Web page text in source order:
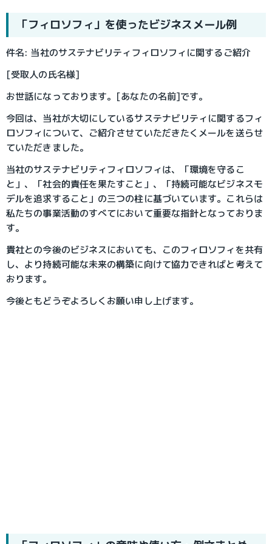
「フィロソフィ」を使ったビジネスメール例
件名: 当社のサステナビリティフィロソフィに関するご紹介
[受取人の氏名様]
お世話になっております。[あなたの名前]です。
今回は、当社が大切にしているサステナビリティに関するフィ
ロソフィについて、ご紹介させていただきたくメールを送らせ
ていただきました。
当社のサステナビリティフィロソフィは、「環境を守るこ
と」、「社会的責任を果たすこと」、「持続可能なビジネスモ
デルを追求すること」の三つの柱に基づいています。これらは
私たちの事業活動のすべてにおいて重要な指針となっておりま
す。
貴社との今後のビジネスにおいても、このフィロソフィを共有
し、より持続可能な未来の構築に向けて協力できればと考えて
おります。
今後ともどうぞよろしくお願い申し上げます。